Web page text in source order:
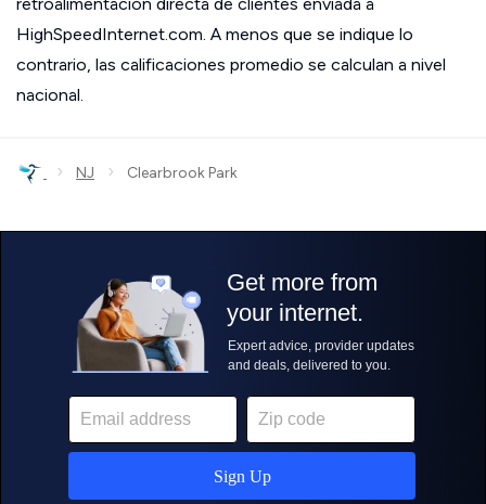
HighSpeedInternet.com. A menos que se indique lo
contrario, las calificaciones promedio se calculan a nivel
nacional.
› NJ › Clearbrook Park